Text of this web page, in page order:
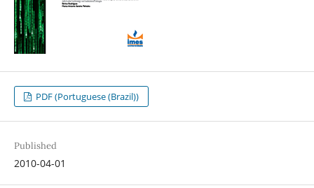
PDF (Portuguese (Brazil))
Published
2010-04-01